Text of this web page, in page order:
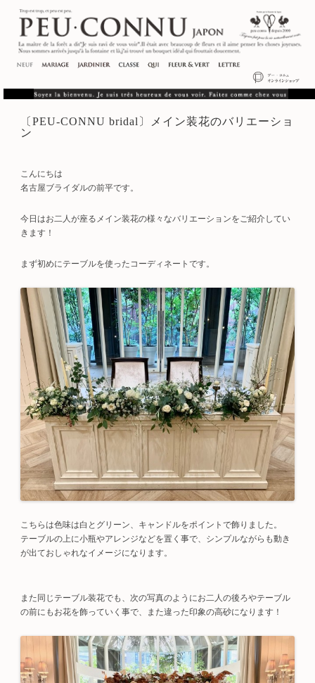
〔PEU-CONNU bridal〕メイン装花のバリエーショ
ン
こんにちは
名古屋ブライダルの前平です。
今日はお二人が座るメイン装花の様々なバリエーションをご紹介してい
きます！
まず初めにテーブルを使ったコーディネートです。
こちらは色味は白とグリーン、キャンドルをポイントで飾りました。
テーブルの上に小瓶やアレンジなどを置く事で、シンプルながらも動き
が出ておしゃれなイメージになります。
また同じテーブル装花でも、次の写真のようにお二人の後ろやテーブル
の前にもお花を飾っていく事で、また違った印象の高砂になります！